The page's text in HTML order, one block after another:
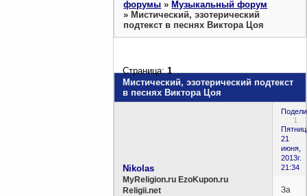
форумы »Музыкальный форум
»Мистический, эзотерический
подтекст в песнях Виктора Цоя
Мистический, эзотерический подтекст
в песнях Виктора Цоя
Страница:1
1
21
июня,
2013г.
21:34
Nikolas
MyReligion.ru EzoKupon.ru
Religii.net
За